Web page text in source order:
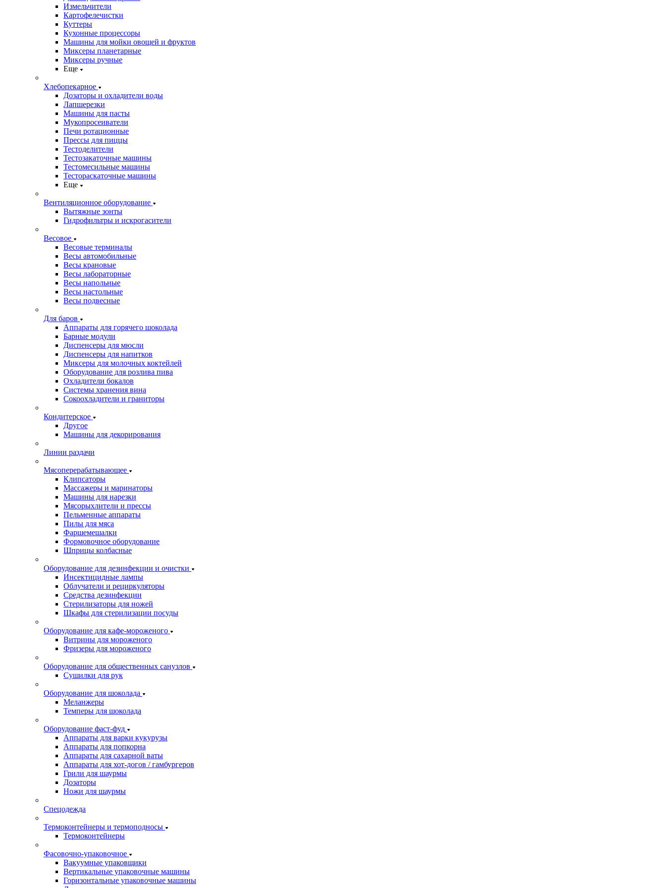
Измельчители
Картофелечистки
Куттеры
Кухонные процессоры
Машины для мойки овощей и фруктов
Миксеры планетарные
Миксеры ручные
Еще
Хлебопекарное
Дозаторы и охладители воды
Лапшерезки
Машины для пасты
Мукопросеиватели
Печи ротационные
Прессы для пиццы
Тестоделители
Тестозакаточные машины
Тестомесильные машины
Тестораскаточные машины
Еще
Вентиляционное оборудование
Вытяжные зонты
Гидрофильтры и искрогасители
Весовое
Весовые терминалы
Весы автомобильные
Весы крановые
Весы лабораторные
Весы напольные
Весы настольные
Весы подвесные
Для баров
Аппараты для горячего шоколада
Барные модули
Диспенсеры для мюсли
Диспенсеры для напитков
Миксеры для молочных коктейлей
Оборудование для розлива пива
Охладители бокалов
Системы хранения вина
Сокоохладители и граниторы
Кондитерское
Другое
Машины для декорирования
Линии раздачи
Мясоперерабатывающее
Клипсаторы
Массажеры и маринаторы
Машины для нарезки
Мясорыхлители и прессы
Пельменные аппараты
Пилы для мяса
Фаршемешалки
Формовочное оборудование
Шприцы колбасные
Оборудование для дезинфекции и очистки
Инсектицидные лампы
Облучатели и рециркуляторы
Средства дезинфекции
Стерилизаторы для ножей
Шкафы для стерилизации посуды
Оборудование для кафе-мороженого
Витрины для мороженого
Фризеры для мороженого
Оборудование для общественных санузлов
Сушилки для рук
Оборудование для шоколада
Меланжеры
Темперы для шоколада
Оборудование фаст-фуд
Аппараты для варки кукурузы
Аппараты для попкорна
Аппараты для сахарной ваты
Аппараты для хот-догов / гамбургеров
Грили для шаурмы
Дозаторы
Ножи для шаурмы
Спецодежда
Термоконтейнеры и термоподносы
Термоконтейнеры
Фасовочно-упаковочное
Вакуумные упаковщики
Вертикальные упаковочные машины
Горизонтальные упаковочные машины